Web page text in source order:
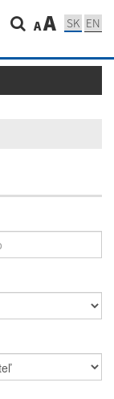
AA SK EN